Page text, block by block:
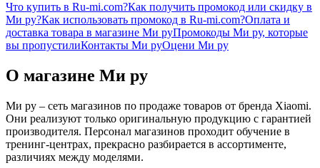
Что купить в Ru-mi.com?Как получить промокод или скидку в
Ми ру?Как использовать промокод в Ru-mi.com?Оплата и
доставка товара в магазине Ми руПромокоды Ми ру, которые
вы пропустилиКонтакты Ми руОцени Ми ру
О магазине Ми ру
Ми ру – сеть магазинов по продаже товаров от бренда Xiaomi.
Они реализуют только оригинальную продукцию с гарантией
производителя. Персонал магазинов проходит обучение в
тренинг-центрах, прекрасно разбирается в ассортименте,
различиях между моделями.